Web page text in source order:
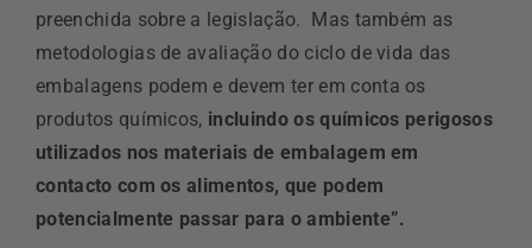
preenchida sobre a legislação. Mas também as
metodologias de avaliação do ciclo de vida das
embalagens podem e devem ter em conta os
produtos químicos, incluindo os químicos perigosos
utilizados nos materiais de embalagem em
contacto com os alimentos, que podem
potencialmente passar para o ambiente”.